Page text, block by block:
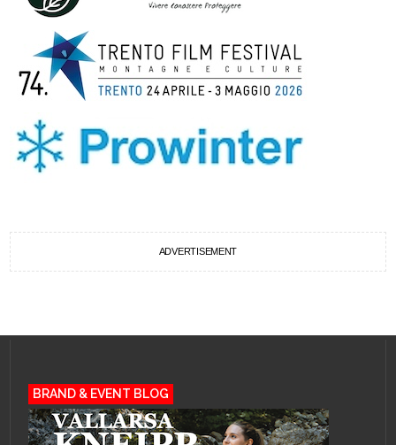
ADVERTISEMENT
BRAND & EVENT BLOG